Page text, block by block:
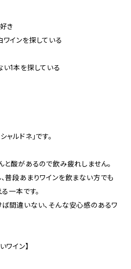
き
インを探している
1本を探している
ルドネ」です。
と酸があるので飲み疲れしません。
普段あまりワインを飲まない方でも
一本です。
間違いない、そんな安心感のあるワ
ワイン】